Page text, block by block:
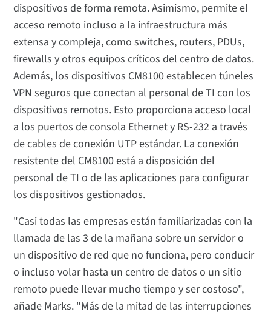
dispositivos de forma remota. Asimismo, permite el
acceso remoto incluso a la infraestructura más
extensa y compleja, como switches, routers, PDUs,
firewalls y otros equipos críticos del centro de datos.
Además, los dispositivos CM8100 establecen túneles
VPN seguros que conectan al personal de TI con los
dispositivos remotos. Esto proporciona acceso local
a los puertos de consola Ethernet y RS-232 a través
de cables de conexión UTP estándar. La conexión
resistente del CM8100 está a disposición del
personal de TI o de las aplicaciones para configurar
los dispositivos gestionados.
"Casi todas las empresas están familiarizadas con la
llamada de las 3 de la mañana sobre un servidor o
un dispositivo de red que no funciona, pero conducir
o incluso volar hasta un centro de datos o un sitio
remoto puede llevar mucho tiempo y ser costoso",
añade Marks. "Más de la mitad de las interrupciones